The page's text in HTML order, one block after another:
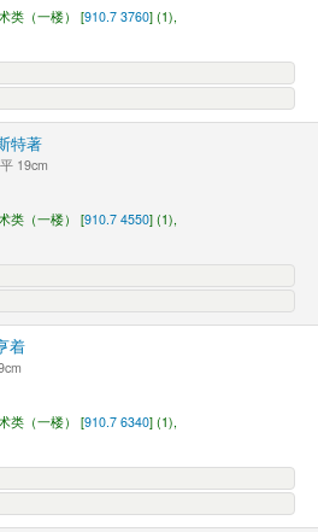
类（一楼） [910.7 3760] (1),
特著
19cm
类（一楼） [910.7 4550] (1),
着
类（一楼） [910.7 6340] (1),